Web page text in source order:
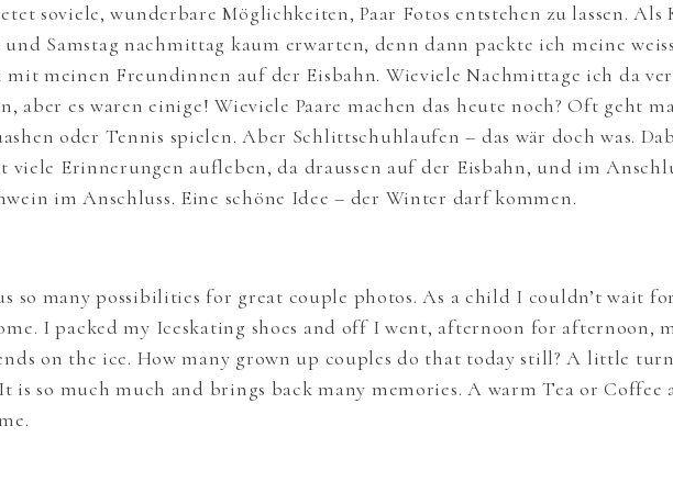
soviele, wunderbare Möglichkeiten, Paar Fotos entstehen zu lassen.
Samstag nachmittag kaum erwarten, denn dann packte ich meine
meinen Freundinnen auf der Eisbahn. Wieviele Nachmittage ich da
aber es waren einige! Wieviele Paare machen das heute noch? Oft geht
oder Tennis spielen. Aber Schlittschuhlaufen – das wär doch was.
viele Erinnerungen aufleben, da draussen auf der Eisbahn, und im
im Anschluss. Eine schöne Idee – der Winter darf kommen.
so many possibilities for great couple photos. As a child I couldn’t wait
I packed my Iceskating shoes and off I went, afternoon for afternoon,
on the ice. How many grown up couples do that today still? A little
is so much much and brings back many memories. A warm Tea or